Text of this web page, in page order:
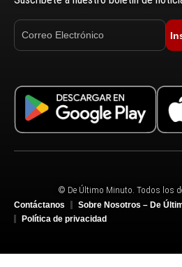
© De Último Minuto. Todos los
Contáctanos
Sobre Nosotros – De
Política de privacidad